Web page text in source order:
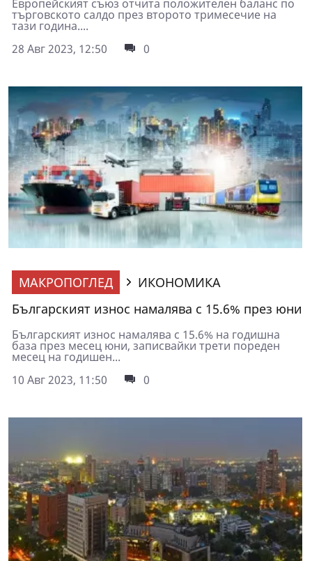
Европейският съюз отчита положителен баланс по
търговското салдо през второто тримесечие на
тази година....
28 Авг 2023, 12:50
0
МАКРОПОГЛЕД
ИКОНОМИКА
Българският износ намалява с 15.6% през юни
Българският износ намалява с 15.6% на годишна
база през месец юни, записвайки трети пореден
месец на годишен...
10 Авг 2023, 11:50
0